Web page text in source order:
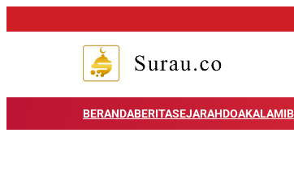
BERANDABERITASEJARAHDOAKALAM